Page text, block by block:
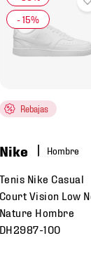
Rebajas
Nike Hombre
Tenis Nike Casual
Court Vision Low
Nature Hombre
DH2987-100